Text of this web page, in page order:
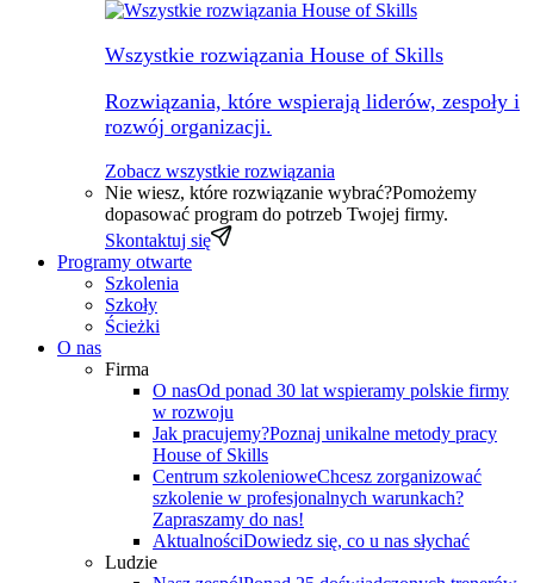
Wszystkie rozwiązania House of Skills
Rozwiązania, które wspierają liderów, zespoły i
rozwój organizacji.
Zobacz wszystkie rozwiązania
Nie wiesz, które rozwiązanie wybrać?Pomożemy
dopasować program do potrzeb Twojej firmy.
Skontaktuj się
Programy otwarte
Szkolenia
Szkoły
Ścieżki
O nas
Firma
O nasOd ponad 30 lat wspieramy polskie firmy
w rozwoju
Jak pracujemy?Poznaj unikalne metody pracy
House of Skills
Centrum szkolenioweChcesz zorganizować
szkolenie w profesjonalnych warunkach?
Zapraszamy do nas!
AktualnościDowiedz się, co u nas słychać
Ludzie